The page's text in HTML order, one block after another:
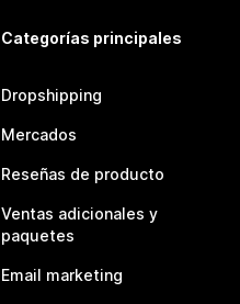
Categorías principales
Dropshipping
Mercados
Reseñas de producto
Ventas adicionales y
paquetes
Email marketing